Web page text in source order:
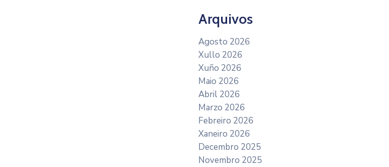
Arquivos
Agosto 2026
Xullo 2026
Xuño 2026
Maio 2026
Abril 2026
Marzo 2026
Febreiro 2026
Xaneiro 2026
Decembro 2025
Novembro 2025